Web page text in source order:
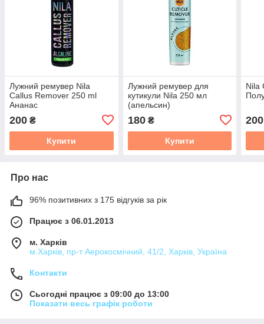
Лужний ремувер Nila
Callus Remover 250 ml
Ананас
200 ₴
Купити
Лужний ремувер для
кутикули Nila 250 мл
(апельсин)
180₴
Купити
Nila
200
Про нас
96% позитивних з 175 відгуків за рік
Працює з 06.01.2013
м. Харків
м.Харків, пр-т Аерокосмічний, 41/2, Харків, Україна
Контакти
Сьогодні працює з 09:00 до 13:00
Показати весь графік роботи